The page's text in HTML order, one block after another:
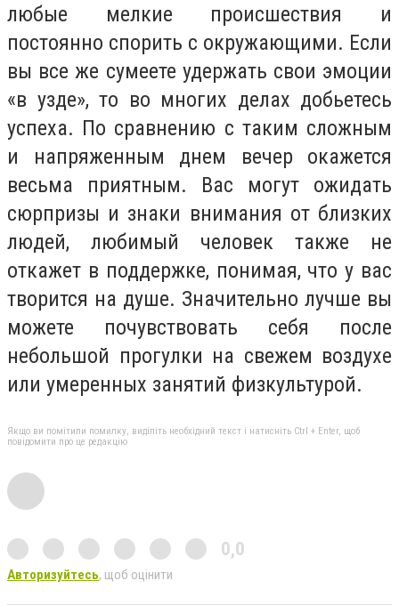
любые мелкие происшествия и
постоянно спорить с окружающими. Если
вы все же сумеете удержать свои эмоции
«в узде», то во многих делах добьетесь
успеха. По сравнению с таким сложным
и напряженным днем вечер окажется
весьма приятным. Вас могут ожидать
сюрпризы и знаки внимания от близких
людей, любимый человек также не
откажет в поддержке, понимая, что у вас
творится на душе. Значительно лучше вы
можете почувствовать себя после
небольшой прогулки на свежем воздухе
или умеренных занятий физкультурой.
Якщо ви помітили помилку, виділіть необхідний текст і натисніть Ctrl + Enter, щоб
повідомити про це редакцію
0,0
Авторизуйтесь, щоб оцінити